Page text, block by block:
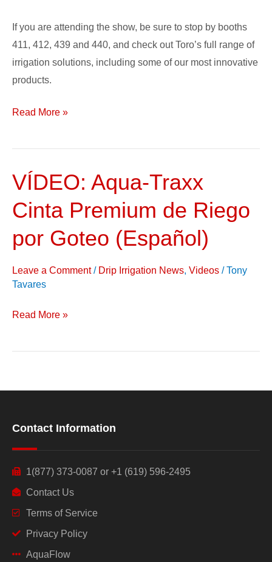
If you are attending the show, be sure to stop by booths
411, 412, 439 and 440, and check out Toro’s full range of
irrigation solutions, including some of our most innovative
products.
Read More »
VÍDEO: Aqua-Traxx
Cinta Premium de Riego
por Goteo (Español)
Leave a Comment / Drip Irrigation News, Videos /Tony
Tavares
VÍDEO:
Traxx
Premium
de
Riego
Goteo
Read More »
Contact Information
1(877) 373-0087 or +1 (619) 596-2495
Contact Us
Terms of Service
Privacy Policy
AquaFlow